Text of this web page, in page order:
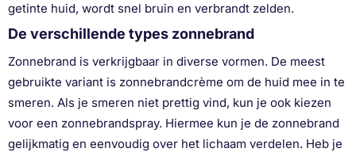
getinte huid, wordt snel bruin en verbrandt zelden.
De verschillende types zonnebrand
Zonnebrand is verkrijgbaar in diverse vormen. De meest
gebruikte variant is zonnebrandcrème om de huid mee in te
smeren. Als je smeren niet prettig vind, kun je ook kiezen
voor een zonnebrandspray. Hiermee kun je de zonnebrand
gelijkmatig en eenvoudig over het lichaam verdelen. Heb je